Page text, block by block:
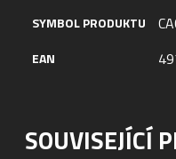
SYMBOL PRODUKTU
EAN
SOUVISEJÍCÍ